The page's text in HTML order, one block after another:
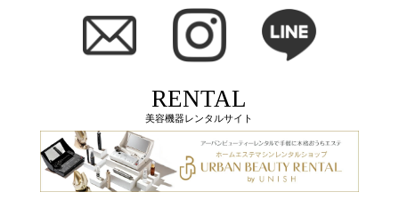
RENTAL
美容機器レンタルサイト